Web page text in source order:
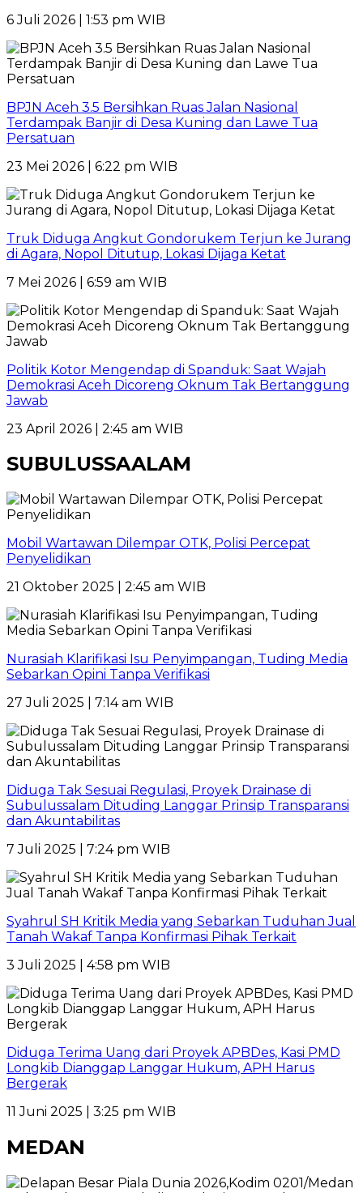
6 Juli 2026 | 1:53 pm WIB
BPJN Aceh 3.5 Bersihkan Ruas Jalan Nasional
Terdampak Banjir di Desa Kuning dan Lawe Tua
Persatuan
23 Mei 2026 | 6:22 pm WIB
Truk Diduga Angkut Gondorukem Terjun ke Jurang
di Agara, Nopol Ditutup, Lokasi Dijaga Ketat
7 Mei 2026 | 6:59 am WIB
Politik Kotor Mengendap di Spanduk: Saat Wajah
Demokrasi Aceh Dicoreng Oknum Tak Bertanggung
Jawab
23 April 2026 | 2:45 am WIB
SUBULUSSAALAM
Mobil Wartawan Dilempar OTK, Polisi Percepat
Penyelidikan
21 Oktober 2025 | 2:45 am WIB
Nurasiah Klarifikasi Isu Penyimpangan, Tuding Media
Sebarkan Opini Tanpa Verifikasi
27 Juli 2025 | 7:14 am WIB
Diduga Tak Sesuai Regulasi, Proyek Drainase di
Subulussalam Dituding Langgar Prinsip Transparansi
dan Akuntabilitas
7 Juli 2025 | 7:24 pm WIB
Syahrul SH Kritik Media yang Sebarkan Tuduhan Jual
Tanah Wakaf Tanpa Konfirmasi Pihak Terkait
3 Juli 2025 | 4:58 pm WIB
Diduga Terima Uang dari Proyek APBDes, Kasi PMD
Longkib Dianggap Langgar Hukum, APH Harus
Bergerak
11 Juni 2025 | 3:25 pm WIB
MEDAN